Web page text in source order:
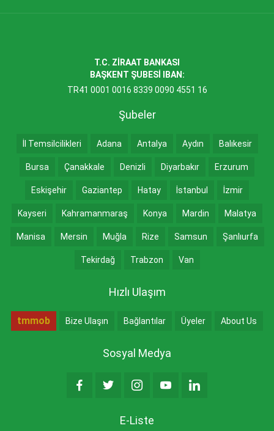
T.C. ZİRAAT BANKASI
BAŞKENT ŞUBESİ IBAN:
TR41 0001 0016 8339 0090 4551 16
Şubeler
İl Temsilcilikleri Adana Antalya Aydın Balıkesir
Bursa Çanakkale Denizli Diyarbakır Erzurum
Eskişehir Gaziantep Hatay İstanbul İzmir
Kayseri Kahramanmaraş Konya Mardin Malatya
Manisa Mersin Muğla Rize Samsun Şanlıurfa
Tekirdağ Trabzon Van
Hızlı Ulaşım
tmmob Bize Ulaşın Bağlantılar Üyeler About Us
Sosyal Medya
E-Liste